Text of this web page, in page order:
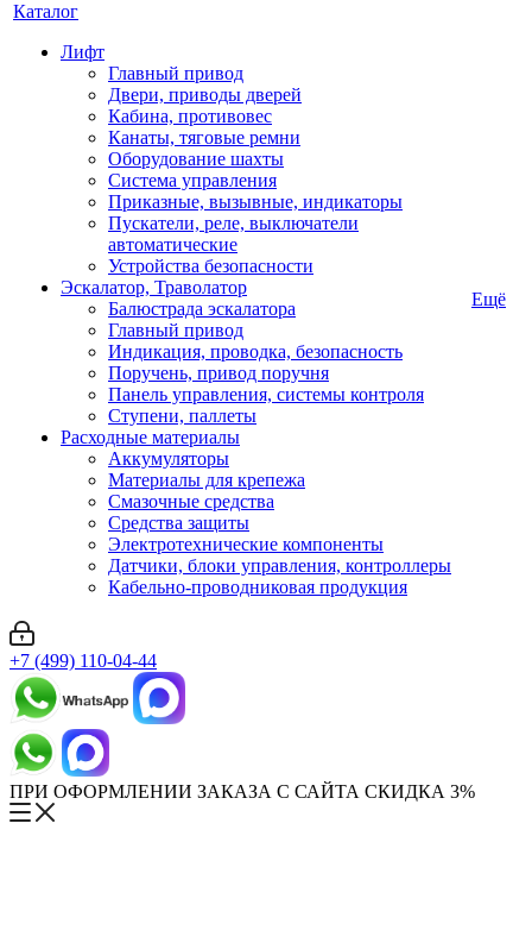
Каталог
Лифт
Главный привод
Двери, приводы дверей
Кабина, противовес
Канаты, тяговые ремни
Оборудование шахты
Система управления
Приказные, вызывные, индикаторы
Пускатели, реле, выключатели
автоматические
Устройства безопасности
Эскалатор, Траволатор
Балюстрада эскалатора
Главный привод
Индикация, проводка, безопасность
Поручень, привод поручня
Панель управления, системы контроля
Ступени, паллеты
Расходные материалы
Аккумуляторы
Материалы для крепежа
Смазочные средства
Средства защиты
Электротехнические компоненты
Датчики, блоки управления, контроллеры
Кабельно-проводниковая продукция
Ещё
+7 (499) 110-04-44
ПРИ ОФОРМЛЕНИИ ЗАКАЗА С САЙТА СКИДКА 3%